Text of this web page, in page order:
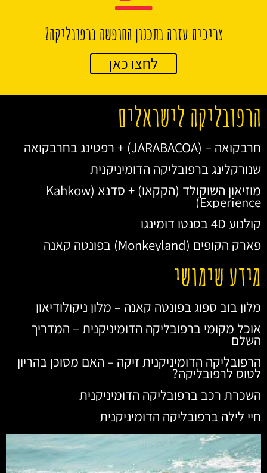
צריכים עזרה בתכנון החופשה ברפובליקה?
לחצו כאן
הרפובליקה לישראלים
חרבקואה – (JARABACOA) + רפטינג בחרבקואה
שנורקלינג ברפובליקה הדומיניקנית
מוזיאון השוקולד (הקקאו) + סדנא (Kahkow
Experience)
קולנוע 4D בסנטו דומינגו
פארק הקופים (Monkeyland) בפונטה קאנה
מידע שימושי
מלון בוב ספוג בפונטה קאנה – מלון ניקולודיאון
אוכל מקומי ברפובליקה הדומיניקנית – המדריך
השלם
הרפובליקה הדומיניקנית זיקה – האם מסוכן בהריון
לטוס לרפובליקה?
השכרת רכב ברפובליקה הדומיניקנית
חיי לילה ברפובליקה הדומיניקנית